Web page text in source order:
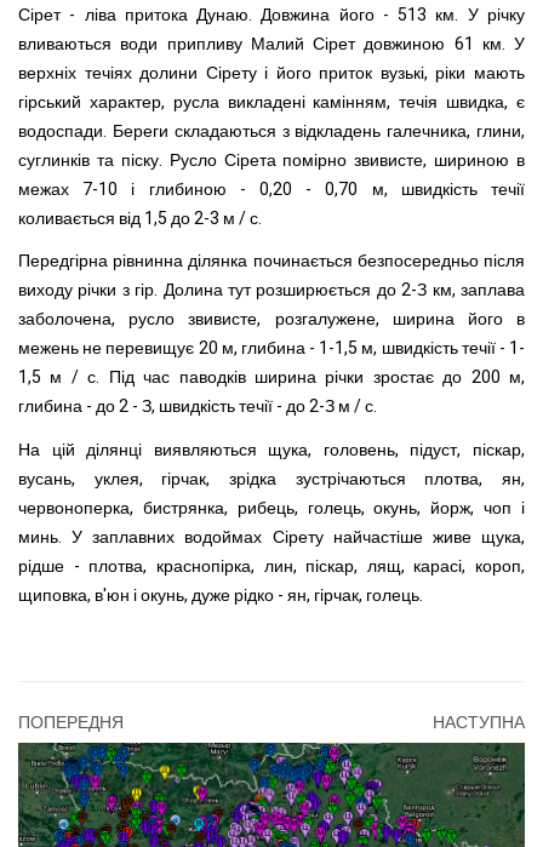
Сірет - ліва притока Дунаю. Довжина його - 513 км. У річку
вливаються води припливу Малий Сірет довжиною 61 км. У
верхніх течіях долини Сірету і його приток вузькі, ріки мають
гірський характер, русла викладені камінням, течія швидка, є
водоспади. Береги складаються з відкладень галечника, глини,
суглинків та піску. Русло Сірета помірно звивисте, шириною в
межах 7-10 і глибиною - 0,20 - 0,70 м, швидкість течії
коливається від 1,5 до 2-3 м / с.
Передгірна рівнинна ділянка починається безпосередньо після
виходу річки з гір. Долина тут розширюється до 2-З км, заплава
заболочена, русло звивисте, розгалужене, ширина його в
межень не перевищує 20 м, глибина - 1-1,5 м, швидкість течії - 1-
1,5 м / с. Під час паводків ширина річки зростає до 200 м,
глибина - до 2 - З, швидкість течії - до 2-З м / с.
На цій ділянці виявляються щука, головень, підуст, піскар,
вусань, уклея, гірчак, зрідка зустрічаються плотва, ян,
червоноперка, бистрянка, рибець, голець, окунь, йорж, чоп і
минь. У заплавних водоймах Сірету найчастіше живе щука,
рідше - плотва, краснопірка, лин, піскар, лящ, карасі, короп,
щиповка, в'юн і окунь, дуже рідко - ян, гірчак, голець.
ПОПЕРЕДНЯ НАСТУПНА